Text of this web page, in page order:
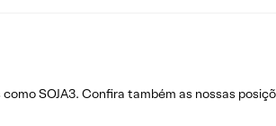
SOJA3. Confira também as nossas